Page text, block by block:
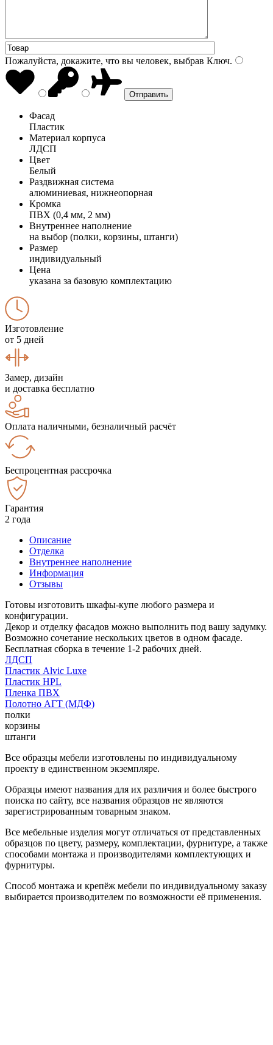
Пожалуйста, докажите, что вы человек, выбрав Ключ.
Фасад
Пластик
Материал корпуса
ЛДСП
Цвет
Белый
Раздвижная система
алюминиевая, нижнеопорная
Кромка
ПВХ (0,4 мм, 2 мм)
Внутреннее наполнение
на выбор (полки, корзины, штанги)
Размер
индивидуальный
Цена
указана за базовую комплектацию
Изготовление
от 5 дней
Замер, дизайн
и доставка бесплатно
Оплата наличными, безналичный расчёт
Беспроцентная рассрочка
Гарантия
2 года
Описание
Отделка
Внутреннее наполнение
Информация
Отзывы
Готовы изготовить шкафы-купе любого размера и
конфигурации.
Декор и отделку фасадов можно выполнить под вашу задумку.
Возможно сочетание нескольких цветов в одном фасаде.
Бесплатная сборка в течение 1-2 рабочих дней.
ЛДСП
Пластик Alvic Luxe
Пластик HPL
Пленка ПВХ
Полотно АГТ (МДФ)
полки
корзины
штанги
Все образцы мебели изготовлены по индивидуальному
проекту в единственном экземпляре.
Образцы имеют названия для их различия и более быстрого
поиска по сайту, все названия образцов не являются
зарегистрированным товарным знаком.
Все мебельные изделия могут отличаться от представленных
образцов по цвету, размеру, комплектации, фурнитуре, а также
способами монтажа и производителями комплектующих и
фурнитуры.
Способ монтажа и крепёж мебели по индивидуальному заказу
выбирается производителем по возможности её применения.